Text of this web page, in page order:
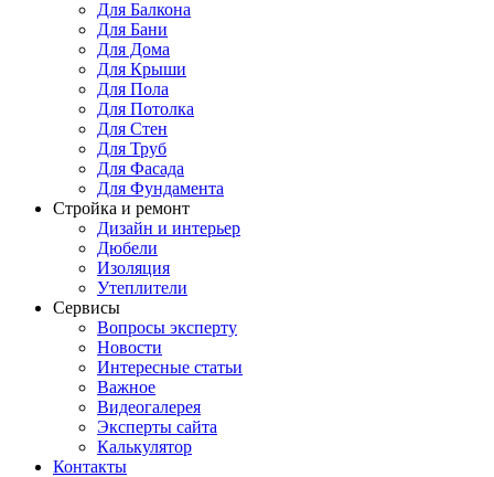
Для Балкона
Для Бани
Для Дома
Для Крыши
Для Пола
Для Потолка
Для Стен
Для Труб
Для Фасада
Для Фундамента
Стройка и ремонт
Дизайн и интерьер
Дюбели
Изоляция
Утеплители
Сервисы
Вопросы эксперту
Новости
Интересные статьи
Важное
Видеогалерея
Эксперты сайта
Калькулятор
Контакты